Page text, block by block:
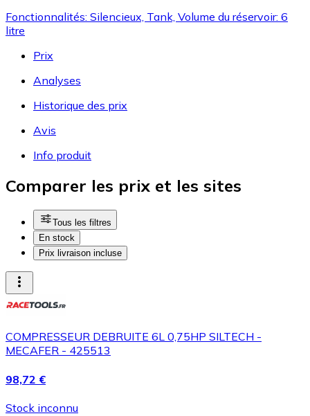
Fonctionnalités: Silencieux, Tank, Volume du réservoir: 6
litre
Prix
Analyses
Historique des prix
Avis
Info produit
Comparer les prix et les sites
Tous les filtres
En stock
Prix livraison incluse
COMPRESSEUR DEBRUITE 6L 0,75HP SILTECH -
MECAFER - 425513
98,72 €
Stock inconnu